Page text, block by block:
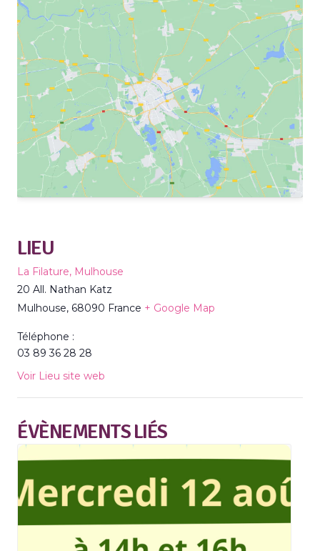
LIEU
La Filature, Mulhouse
20 All. Nathan Katz
Mulhouse, 68090 France + Google Map
Téléphone :
03 89 36 28 28
Voir Lieu site web
ÉVÈNEMENTS LIÉS